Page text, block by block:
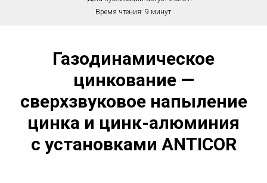
Время чтения:9 минут
Газодинамическое
цинкование —
сверхзвуковое напыление
цинка и цинк-алюминия
с установками ANTICOR